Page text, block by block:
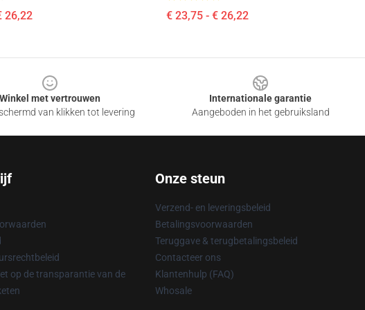
26,22 € 23,75 - € 26,22
Winkel met vertrouwen
van klikken tot levering
Internationale garantie
Aangeboden in het gebruiksland
op de transparantie van de
Onze steun
Verzend- en leveringsbeleid
Betalingsvoorwaarden
Teruggave & terugbetalingsbeleid
Contacteer ons
Klantenhulp (FAQ)
Whosale